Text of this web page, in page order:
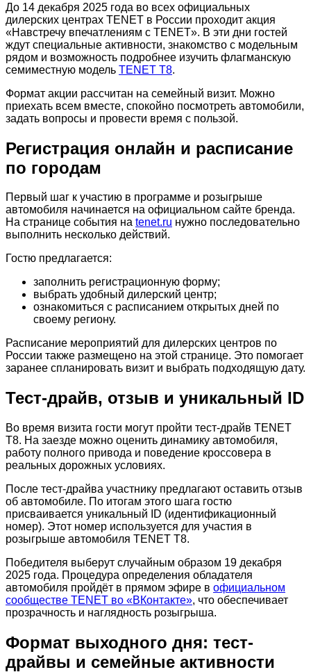
До 14 декабря 2025 года во всех официальных
дилерских центрах TENET в России проходит акция
«Навстречу впечатлениям с TENET». В эти дни гостей
ждут специальные активности, знакомство с модельным
рядом и возможность подробнее изучить флагманскую
семиместную модель TENET T8.
Формат акции рассчитан на семейный визит. Можно
приехать всем вместе, спокойно посмотреть автомобили,
задать вопросы и провести время с пользой.
Регистрация онлайн и расписание
по городам
Первый шаг к участию в программе и розыгрыше
автомобиля начинается на официальном сайте бренда.
На странице события на tenet.ru нужно последовательно
выполнить несколько действий.
Гостю предлагается:
заполнить регистрационную форму;
выбрать удобный дилерский центр;
ознакомиться с расписанием открытых дней по
своему региону.
Расписание мероприятий для дилерских центров по
России также размещено на этой странице. Это помогает
заранее спланировать визит и выбрать подходящую дату.
Тест-драйв, отзыв и уникальный ID
Во время визита гости могут пройти тест-драйв TENET
T8. На заезде можно оценить динамику автомобиля,
работу полного привода и поведение кроссовера в
реальных дорожных условиях.
После тест-драйва участнику предлагают оставить отзыв
об автомобиле. По итогам этого шага гостю
присваивается уникальный ID (идентификационный
номер). Этот номер используется для участия в
розыгрыше автомобиля TENET T8.
Победителя выберут случайным образом 19 декабря
2025 года. Процедура определения обладателя
автомобиля пройдёт в прямом эфире в официальном
сообществе TENET во «ВКонтакте», что обеспечивает
прозрачность и наглядность розыгрыша.
Формат выходного дня: тест-
драйвы и семейные активности